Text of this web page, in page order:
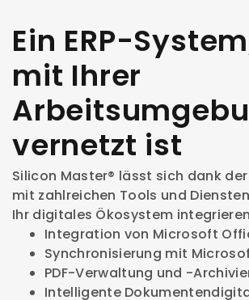
Ein ERP-
mit Ihrer
vernetzt ist
Silicon Master® lässt sich dank
mit zahlreichen Tools und
Ihr digitales Ökosystem
Integration von Microsoft
Synchronisierung mit
PDF-Verwaltung und -
Intelligente